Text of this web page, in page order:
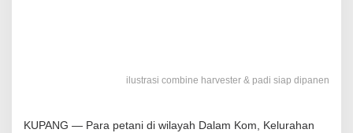
ilustrasi combine harvester & padi siap dipanen
KUPANG — Para petani di wilayah Dalam Kom, Kelurahan